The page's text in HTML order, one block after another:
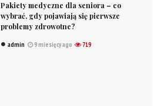
Pakiety medyczne dla seniora – co
wybrać, gdy pojawiają się pierwsze
problemy zdrowotne?
admin 9 miesięcy ago 719